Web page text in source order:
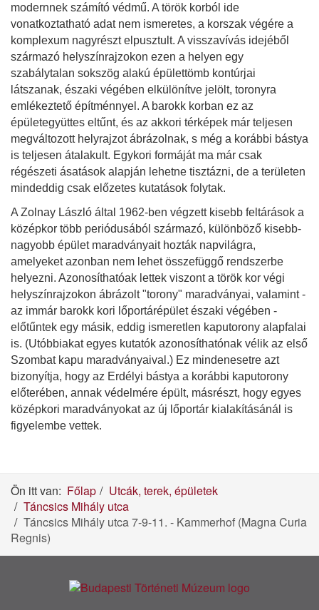
modernnek számító védmű. A török korból ide
vonatkoztatható adat nem ismeretes, a korszak végére a
komplexum nagyrészt elpusztult. A visszavívás idejéből
származó helyszínrajzokon ezen a helyen egy
szabálytalan sokszög alakú épülettömb kontúrjai
látszanak, északi végében elkülönítve jelölt, toronyra
emlékeztető építménnyel. A barokk korban ez az
épületegyüttes eltűnt, és az akkori térképek már teljesen
megváltozott helyrajzot ábrázolnak, s még a korábbi bástya
is teljesen átalakult. Egykori formáját ma már csak
régészeti ásatások alapján lehetne tisztázni, de a területen
mindeddig csak előzetes kutatások folytak.
A Zolnay László által 1962-ben végzett kisebb feltárások a
középkor több periódusából származó, különböző kisebb-
nagyobb épület maradványait hozták napvilágra,
amelyeket azonban nem lehet összefüggő rendszerbe
helyezni. Azonosíthatóak lettek viszont a török kor végi
helyszínrajzokon ábrázolt "torony" maradványai, valamint -
az immár barokk kori lőportárépület északi végében -
előtűntek egy másik, eddig ismeretlen kaputorony alapfalai
is. (Utóbbiakat egyes kutatók azonosíthatónak vélik az első
Szombat kapu maradványaival.) Ez mindenesetre azt
bizonyítja, hogy az Erdélyi bástya a korábbi kaputorony
előterében, annak védelmére épült, másrészt, hogy egyes
középkori maradványokat az új lőportár kialakításánál is
figyelembe vettek.
Ön itt van: Főlap
Utcák, terek, épületek
Táncsics Mihály utca
Táncsics Mihály utca 7-9-11. - Kammerhof (Magna Curia
Regnis)